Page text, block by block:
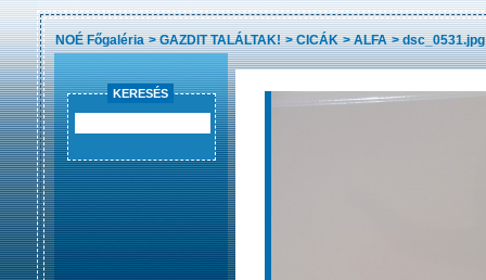
NOÉ Főgaléria >GAZDIT TALÁLTAK! >CICÁK >ALFA >dsc_0531.jpg
KERESÉS